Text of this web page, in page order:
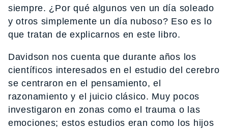
siempre. ¿Por qué algunos ven un día soleado
y otros simplemente un día nuboso? Eso es lo
que tratan de explicarnos en este libro.
Davidson nos cuenta que durante años los
científicos interesados en el estudio del cerebro
se centraron en el pensamiento, el
razonamiento y el juicio clásico. Muy pocos
investigaron en zonas como el trauma o las
emociones; estos estudios eran como los hijos